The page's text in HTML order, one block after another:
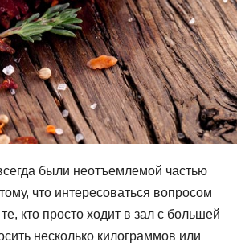
были неотъемлемой частью
что интересоваться вопросом
кто просто ходит в зал с большей
несколько килограммов или